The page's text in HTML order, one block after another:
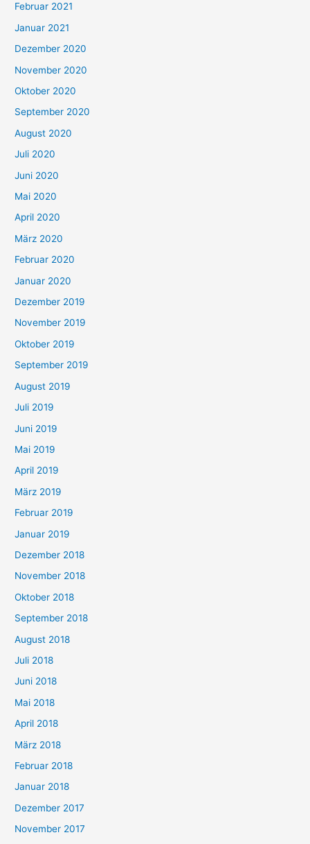
Februar 2021
Januar 2021
Dezember 2020
November 2020
Oktober 2020
September 2020
August 2020
Juli 2020
Juni 2020
Mai 2020
April 2020
März 2020
Februar 2020
Januar 2020
Dezember 2019
November 2019
Oktober 2019
September 2019
August 2019
Juli 2019
Juni 2019
Mai 2019
April 2019
März 2019
Februar 2019
Januar 2019
Dezember 2018
November 2018
Oktober 2018
September 2018
August 2018
Juli 2018
Juni 2018
Mai 2018
April 2018
März 2018
Februar 2018
Januar 2018
Dezember 2017
November 2017